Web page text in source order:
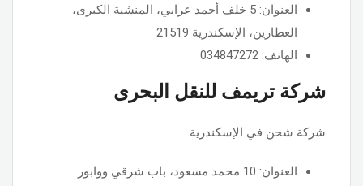
العنوان: 5 خلف أحمد عرابي، المنشية الكبرى،
العطارين، الإسكندرية 21519
الهاتف: 034847272
شركة تريمف للنقل البحرى
شركة شحن في الإسكندرية
العنوان: 10 محمد مسعود، باب شرقي ووابور